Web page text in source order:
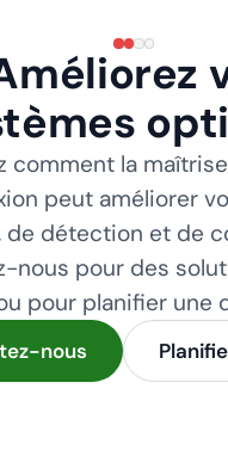
comment la
peut améliorer
de détection et de
nous pour des
pour planifier une
nous